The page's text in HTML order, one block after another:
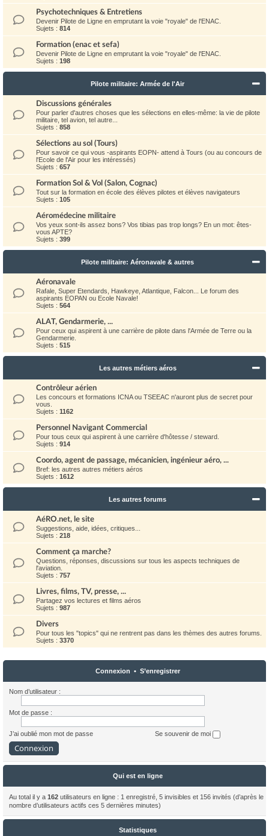
Psychotechniques & Entretiens
Devenir Pilote de Ligne en emprutant la voie "royale" de l'ENAC.
Sujets : 814
Formation (enac et sefa)
Devenir Pilote de Ligne en emprutant la voie "royale" de l'ENAC.
Sujets : 198
Pilote militaire: Armée de l'Air
Discussions générales
Pour parler d'autres choses que les sélections en elles-même: la vie de pilote
militaire, tel avion, tel autre...
Sujets : 858
Sélections au sol (Tours)
Pour savoir ce qui vous -aspirants EOPN- attend à Tours (ou au concours de
l'Ecole de l'Air pour les intéressés)
Sujets : 657
Formation Sol & Vol (Salon, Cognac)
Tout sur la formation en école des élèves pilotes et élèves navigateurs
Sujets : 105
Aéromédecine militaire
Vos yeux sont-ils assez bons? Vos tibias pas trop longs? En un mot: êtes-
vous APTE?
Sujets : 399
Pilote militaire: Aéronavale & autres
Aéronavale
Rafale, Super Etendards, Hawkeye, Atlantique, Falcon... Le forum des
aspirants EOPAN ou Ecole Navale!
Sujets : 564
ALAT, Gendarmerie, ...
Pour ceux qui aspirent à une carrière de pilote dans l'Armée de Terre ou la
Gendarmerie.
Sujets : 515
Les autres métiers aéros
Contrôleur aérien
Les concours et formations ICNA ou TSEEAC n'auront plus de secret pour
vous.
Sujets : 1162
Personnel Navigant Commercial
Pour tous ceux qui aspirent à une carrière d'hôtesse / steward.
Sujets : 914
Coordo, agent de passage, mécanicien, ingénieur aéro, ...
Bref: les autres autres métiers aéros
Sujets : 1612
Les autres forums
AéRO.net, le site
Suggestions, aide, idées, critiques...
Sujets : 218
Comment ça marche?
Questions, réponses, discussions sur tous les aspects techniques de
l'aviation.
Sujets : 757
Livres, films, TV, presse, ...
Partagez vos lectures et films aéros
Sujets : 987
Divers
Pour tous les "topics" qui ne rentrent pas dans les thèmes des autres forums.
Sujets : 3370
Connexion • S’enregistrer
Nom d’utilisateur :
Mot de passe :
J’ai oublié mon mot de passe Se souvenir de moi
Qui est en ligne
Au total il y a 162 utilisateurs en ligne : 1 enregistré, 5 invisibles et 156 invités (d’après le
nombre d’utilisateurs actifs ces 5 dernières minutes)
Statistiques